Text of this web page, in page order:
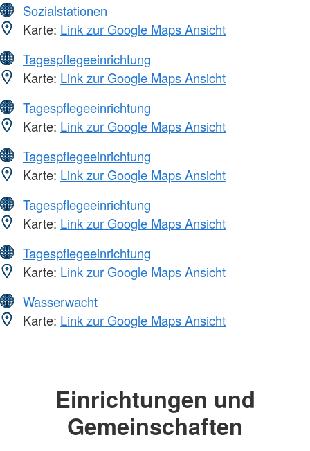
Sozialstationen
Karte: Link zur Google Maps Ansicht
Tagespflegeeinrichtung
Karte: Link zur Google Maps Ansicht
Tagespflegeeinrichtung
Karte: Link zur Google Maps Ansicht
Tagespflegeeinrichtung
Karte: Link zur Google Maps Ansicht
Tagespflegeeinrichtung
Karte: Link zur Google Maps Ansicht
Tagespflegeeinrichtung
Karte: Link zur Google Maps Ansicht
Wasserwacht
Karte: Link zur Google Maps Ansicht
Einrichtungen und
Gemeinschaften